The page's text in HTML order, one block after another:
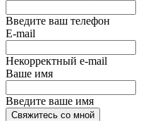
Введите ваш телефон
E-mail
Некорректный e-mail
Ваше имя
Введите ваше имя
Свяжитесь со мной